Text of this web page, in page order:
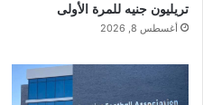
تريليون جنيه للمرة الأولى
أغسطس 8, 2026